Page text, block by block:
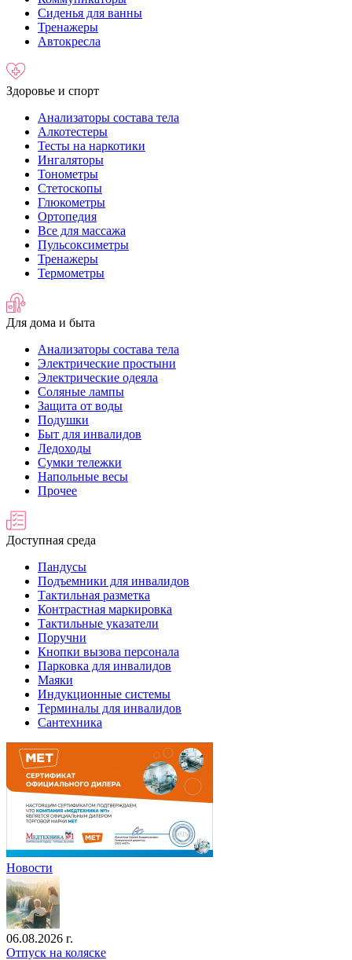
Сиденья для ванны
Тренажеры
Автокресла
Здоровье и спорт
Анализаторы состава тела
Алкотестеры
Тесты на наркотики
Ингаляторы
Тонометры
Стетоскопы
Глюкометры
Ортопедия
Все для массажа
Пульсоксиметры
Тренажеры
Термометры
Для дома и быта
Анализаторы состава тела
Электрические простыни
Электрические одеяла
Соляные лампы
Защита от воды
Подушки
Быт для инвалидов
Ледоходы
Сумки тележки
Напольные весы
Прочее
Доступная среда
Пандусы
Подъемники для инвалидов
Тактильная разметка
Контрастная маркировка
Тактильные указатели
Поручни
Кнопки вызова персонала
Парковка для инвалидов
Маяки
Индукционные системы
Терминалы для инвалидов
Сантехника
Новости
06.08.2026 г.
Отпуск на коляске